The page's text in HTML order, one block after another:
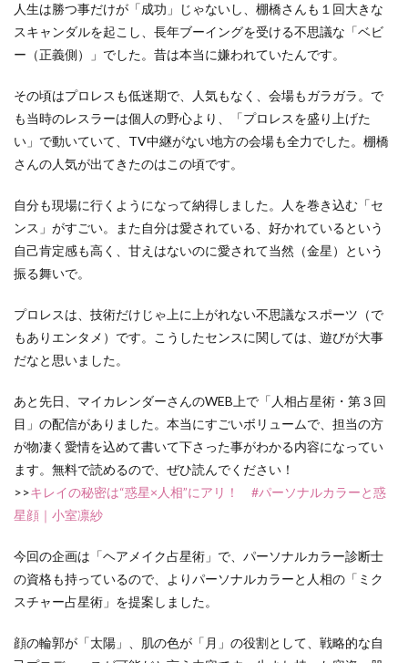
人生は勝つ事だけが「成功」じゃないし、棚橋さんも１回大きな
スキャンダルを起こし、長年ブーイングを受ける不思議な「ベビ
ー（正義側）」でした。昔は本当に嫌われていたんです。
その頃はプロレスも低迷期で、人気もなく、会場もガラガラ。で
も当時のレスラーは個人の野心より、「プロレスを盛り上げた
い」で動いていて、TV中継がない地方の会場も全力でした。棚橋
さんの人気が出てきたのはこの頃です。
自分も現場に行くようになって納得しました。人を巻き込む「セ
ンス」がすごい。また自分は愛されている、好かれているという
自己肯定感も高く、甘えはないのに愛されて当然（金星）という
振る舞いで。
プロレスは、技術だけじゃ上に上がれない不思議なスポーツ（で
もありエンタメ）です。こうしたセンスに関しては、遊びが大事
だなと思いました。
あと先日、マイカレンダーさんのWEB上で「人相占星術・第３回
目」の配信がありました。本当にすごいボリュームで、担当の方
が物凄く愛情を込めて書いて下さった事がわかる内容になってい
ます。無料で読めるので、ぜひ読んでください！
>>キレイの秘密は“惑星×人相”にアリ！ #パーソナルカラーと惑
星顔｜小室凛紗
今回の企画は「ヘアメイク占星術」で、パーソナルカラー診断士
の資格も持っているので、よりパーソナルカラーと人相の「ミク
スチャー占星術」を提案しました。
顔の輪郭が「太陽」、肌の色が「月」の役割として、戦略的な自